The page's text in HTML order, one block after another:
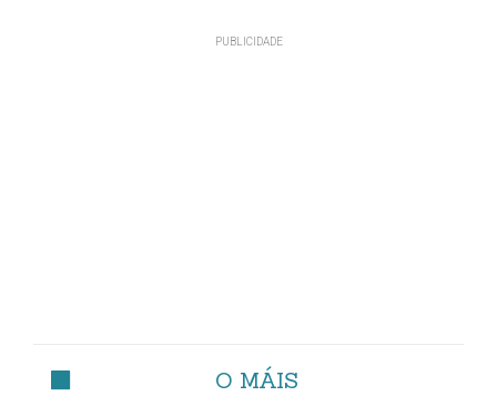
O MÁIS